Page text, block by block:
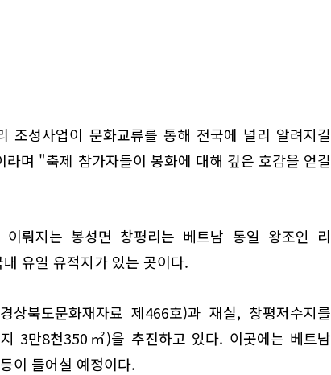
조성사업이 문화교류를 통해 전국에 널리 알려지길
며 "축제 참가자들이 봉화에 대해 깊은 호감을 얻길
뤄지는 봉성면 창평리는 베트남 통일 왕조인 리
유일 유적지가 있는 곳이다.
상북도문화재자료 제466호)과 재실, 창평저수지를
3만8천350㎡)을 추진하고 있다. 이곳에는 베트남
이 들어설 예정이다.